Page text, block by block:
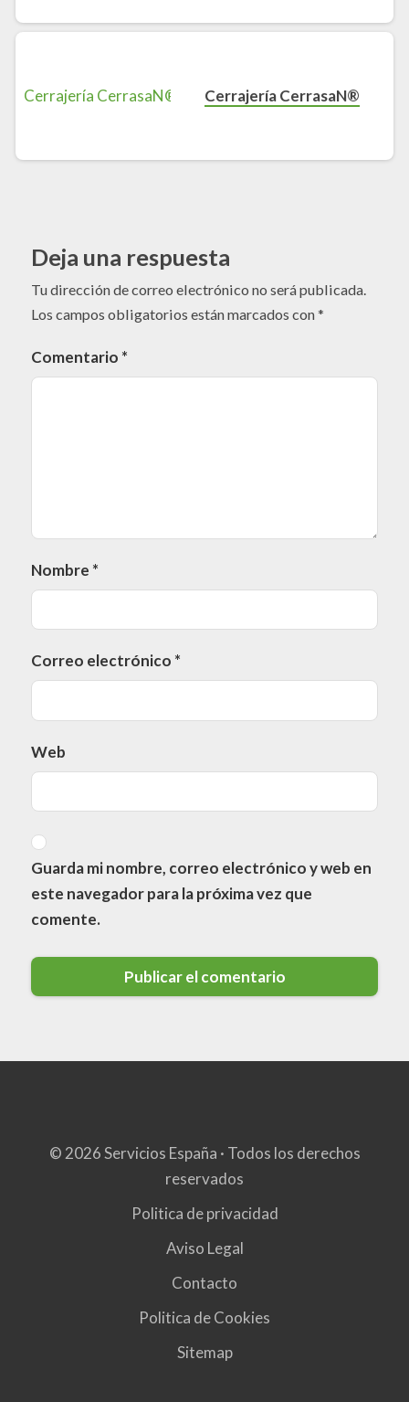
Cerrajería CerrasaN®
Deja una respuesta
Tu dirección de correo electrónico no será publicada.
Los campos obligatorios están marcados con*
Comentario *
Nombre *
Correo electrónico *
Web
Guarda mi nombre, correo electrónico y web en
este navegador para la próxima vez que
comente.
© 2026 Servicios España · Todos los derechos
reservados
Politica de privacidad
Aviso Legal
Contacto
Politica de Cookies
Sitemap